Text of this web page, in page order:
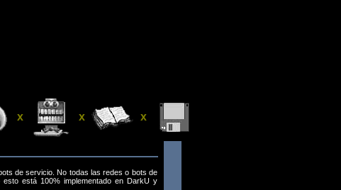
x x x
de servicio. No todas las redes o bots de
está 100% implementado en DarkU y